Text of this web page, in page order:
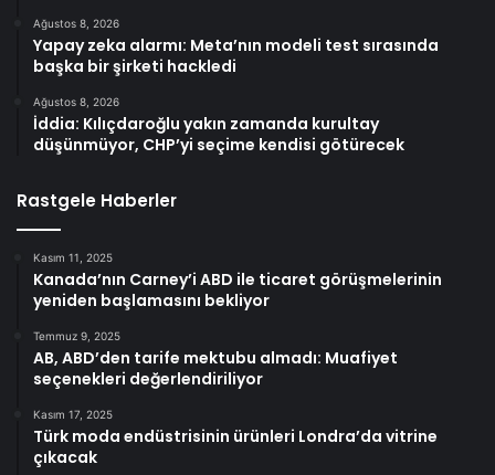
Ağustos 8, 2026
Yapay zeka alarmı: Meta’nın modeli test sırasında
başka bir şirketi hackledi
Ağustos 8, 2026
İddia: Kılıçdaroğlu yakın zamanda kurultay
düşünmüyor, CHP’yi seçime kendisi götürecek
Rastgele Haberler
Kasım 11, 2025
Kanada’nın Carney’i ABD ile ticaret görüşmelerinin
yeniden başlamasını bekliyor
Temmuz 9, 2025
AB, ABD’den tarife mektubu almadı: Muafiyet
seçenekleri değerlendiriliyor
Kasım 17, 2025
Türk moda endüstrisinin ürünleri Londra’da vitrine
çıkacak